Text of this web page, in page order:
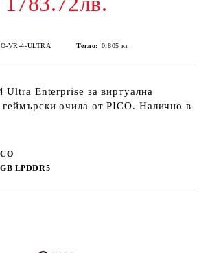
VR-4-ULTRA Тегло: 0.805 кг
Ultra Enterprise за виртуална
очила от PICO. Налично в
LPDDR5